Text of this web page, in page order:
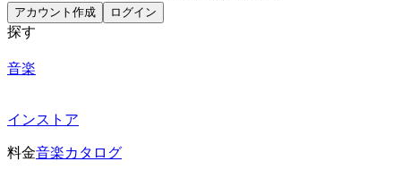
アカウント作成 ログイン
探す
音楽
インストア
料金音楽カタログ